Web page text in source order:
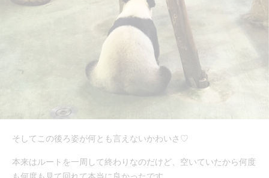
そしてこの後ろ姿が何とも言えないかわいさ♡
本来はルートを一周して終わりなのだけど、空いていたから何度